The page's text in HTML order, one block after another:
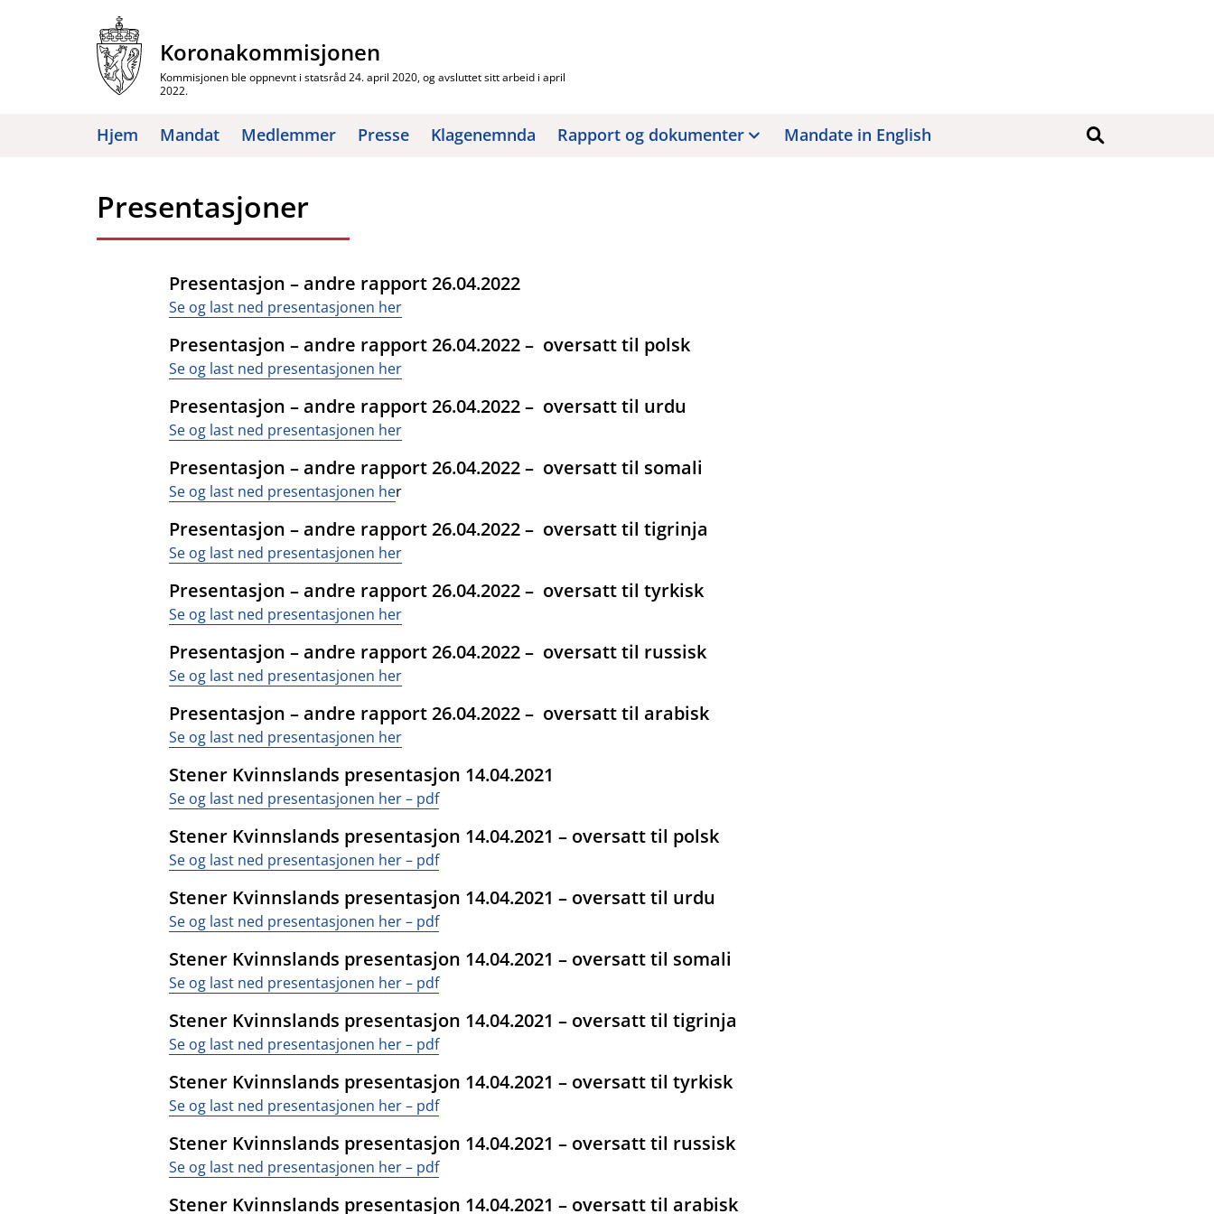
Koronakommisjonen
Kommisjonen ble oppnevnt i statsråd 24. april 2020, og avsluttet sitt arbeid i april
2022.
Hjem Mandat Medlemmer Presse Klagenemnda Rapport og dokumenter Mandate in English Søk
Presentasjoner
Presentasjon – andre rapport 26.04.2022
Se og last ned presentasjonen her
Presentasjon – andre rapport 26.04.2022 – oversatt til polsk
Se og last ned presentasjonen her
Presentasjon – andre rapport 26.04.2022 – oversatt til urdu
Se og last ned presentasjonen her
Presentasjon – andre rapport 26.04.2022 – oversatt til somali
Se og last ned presentasjonen her
Presentasjon – andre rapport 26.04.2022 – oversatt til tigrinja
Se og last ned presentasjonen her
Presentasjon – andre rapport 26.04.2022 – oversatt til tyrkisk
Se og last ned presentasjonen her
Presentasjon – andre rapport 26.04.2022 – oversatt til russisk
Se og last ned presentasjonen her
Presentasjon – andre rapport 26.04.2022 – oversatt til arabisk
Se og last ned presentasjonen her
Stener Kvinnslands presentasjon 14.04.2021
Se og last ned presentasjonen her – pdf
Stener Kvinnslands presentasjon 14.04.2021 – oversatt til polsk
Se og last ned presentasjonen her – pdf
Stener Kvinnslands presentasjon 14.04.2021 – oversatt til urdu
Se og last ned presentasjonen her – pdf
Stener Kvinnslands presentasjon 14.04.2021 – oversatt til somali
Se og last ned presentasjonen her – pdf
Stener Kvinnslands presentasjon 14.04.2021 – oversatt til tigrinja
Se og last ned presentasjonen her – pdf
Stener Kvinnslands presentasjon 14.04.2021 – oversatt til tyrkisk
Se og last ned presentasjonen her – pdf
Stener Kvinnslands presentasjon 14.04.2021 – oversatt til russisk
Se og last ned presentasjonen her – pdf
Stener Kvinnslands presentasjon 14.04.2021 – oversatt til arabisk